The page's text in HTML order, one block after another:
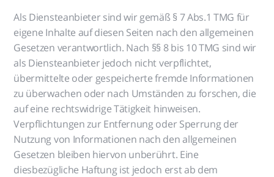
Als Diensteanbieter sind wir gemäß § 7 Abs.1 TMG für
eigene Inhalte auf diesen Seiten nach den allgemeinen
Gesetzen verantwortlich. Nach §§ 8 bis 10 TMG sind wir
als Diensteanbieter jedoch nicht verpflichtet,
übermittelte oder gespeicherte fremde Informationen
zu überwachen oder nach Umständen zu forschen, die
auf eine rechtswidrige Tätigkeit hinweisen.
Verpflichtungen zur Entfernung oder Sperrung der
Nutzung von Informationen nach den allgemeinen
Gesetzen bleiben hiervon unberührt. Eine
diesbezügliche Haftung ist jedoch erst ab dem